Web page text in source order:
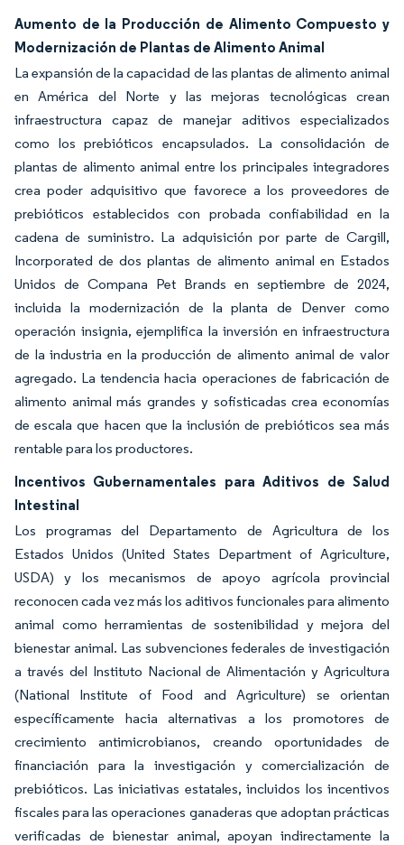
Aumento de la Producción de Alimento Compuesto y
Modernización de Plantas de Alimento Animal
La expansión de la capacidad de las plantas de alimento animal
en América del Norte y las mejoras tecnológicas crean
infraestructura capaz de manejar aditivos especializados
como los prebióticos encapsulados. La consolidación de
plantas de alimento animal entre los principales integradores
crea poder adquisitivo que favorece a los proveedores de
prebióticos establecidos con probada confiabilidad en la
cadena de suministro. La adquisición por parte de Cargill,
Incorporated de dos plantas de alimento animal en Estados
Unidos de Compana Pet Brands en septiembre de 2024,
incluida la modernización de la planta de Denver como
operación insignia, ejemplifica la inversión en infraestructura
de la industria en la producción de alimento animal de valor
agregado. La tendencia hacia operaciones de fabricación de
alimento animal más grandes y sofisticadas crea economías
de escala que hacen que la inclusión de prebióticos sea más
rentable para los productores.
Incentivos Gubernamentales para Aditivos de Salud
Intestinal
Los programas del Departamento de Agricultura de los
Estados Unidos (United States Department of Agriculture,
USDA) y los mecanismos de apoyo agrícola provincial
reconocen cada vez más los aditivos funcionales para alimento
animal como herramientas de sostenibilidad y mejora del
bienestar animal. Las subvenciones federales de investigación
a través del Instituto Nacional de Alimentación y Agricultura
(National Institute of Food and Agriculture) se orientan
específicamente hacia alternativas a los promotores de
crecimiento antimicrobianos, creando oportunidades de
financiación para la investigación y comercialización de
prebióticos. Las iniciativas estatales, incluidos los incentivos
fiscales para las operaciones ganaderas que adoptan prácticas
verificadas de bienestar animal, apoyan indirectamente la